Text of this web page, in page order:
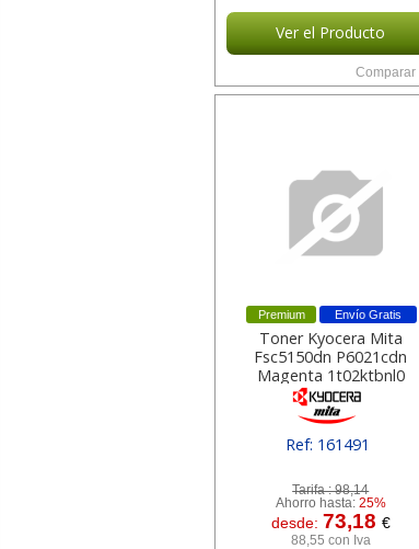
Ver el Producto
Comparar
Envío Gratis
Premium
Toner Kyocera Mita
Fsc5150dn P6021cdn
Magenta 1t02ktbnl0
Ref: 161491
Tarifa :98,14
Ahorro hasta: 25%
desde: 73,18 €
88,55 con Iva